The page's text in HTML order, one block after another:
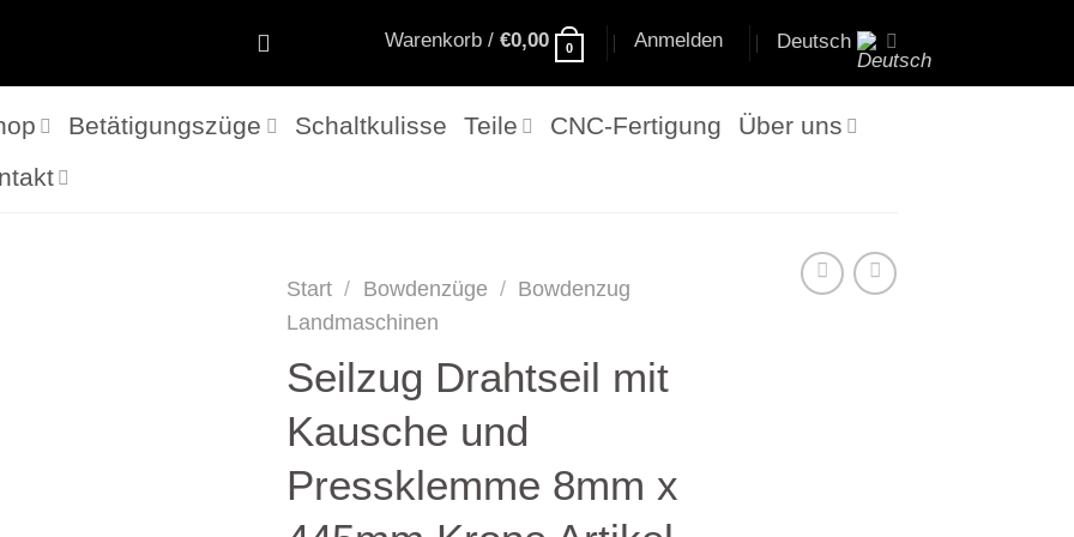
Warenkorb /€0,00 0 Anmelden Deutsch
Betätigungszüge Schaltkulisse Teile CNC-Fertigung
Über uns
Start / Bowdenzüge / Bowdenzug
Landmaschinen
Seilzug Drahtseil mit
Kausche und
Pressklemme 8mm x